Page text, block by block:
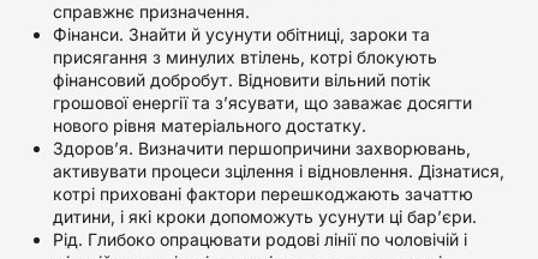
справжнє призначення.
Фінанси. Знайти й усунути обітниці, зароки та
присягання з минулих втілень, котрі блокують
фінансовий добробут. Відновити вільний потік
грошової енергії та з’ясувати, що заважає досягти
нового рівня матеріального достатку.
Здоров’я. Визначити першопричини захворювань,
активувати процеси зцілення і відновлення. Дізнатися,
котрі приховані фактори перешкоджають зачаттю
дитини, і які кроки допоможуть усунути ці бар’єри.
Рід. Глибоко опрацювати родові лінії по чоловічій і